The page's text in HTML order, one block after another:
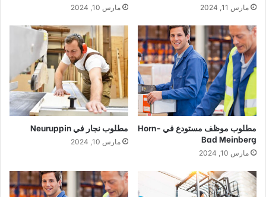
مارس 11, 2024 مارس 10, 2024
مطلوب موظف مستودع في Horn-
Bad Meinberg
مارس 10, 2024
مطلوب نجار في Neuruppin
مارس 10, 2024